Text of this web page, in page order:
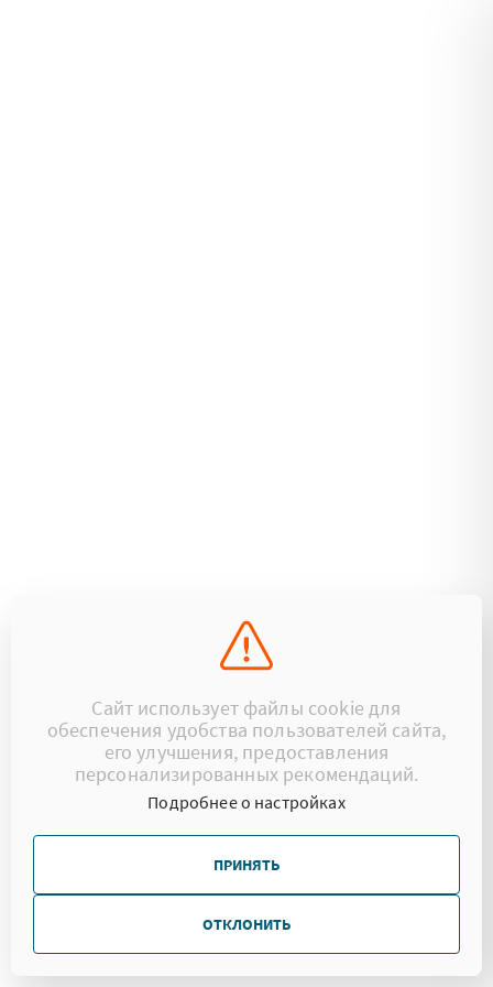
Сайт использует файлы cookie для
обеспечения удобства пользователей сайта,
его улучшения, предоставления
персонализированных рекомендаций.
Подробнее о настройках
ПРИНЯТЬ
ОТКЛОНИТЬ